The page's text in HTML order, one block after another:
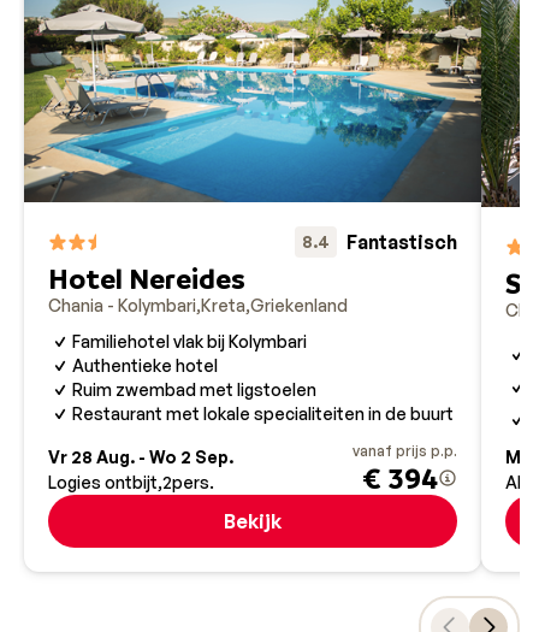
8.4 Fantastisch
Hotel Nereides
Chania - Kolymbari Kreta Griekenland
Familiehotel vlak bij Kolymbari
Authentieke hotel
Ruim zwembad met ligstoelen
Restaurant met lokale specialiteiten in de buurt
Vr 28 Aug. - Wo 2 Sep.
Logies ontbijt 2pers.
vanaf prijs p.p.
€ 394
Bekijk
Ma
All